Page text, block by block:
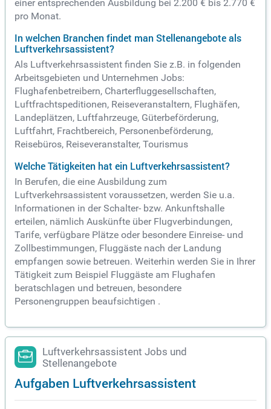
einer entsprechenden Ausbildung bei 2.200 € bis 2.770 €
pro Monat.
In welchen Branchen findet man Stellenangebote als
Luftverkehrsassistent?
Als Luftverkehrsassistent finden Sie z.B. in folgenden
Arbeitsgebieten und Unternehmen Jobs:
Flughafenbetreibern, Charterfluggesellschaften,
Luftfrachtspeditionen, Reiseveranstaltern, Flughäfen,
Landeplätzen, Luftfahrzeuge, Güterbeförderung,
Luftfahrt, Frachtbereich, Personenbeförderung,
Reisebüros, Reiseveranstalter, Tourismus
Welche Tätigkeiten hat ein Luftverkehrsassistent?
In Berufen, die eine Ausbildung zum
Luftverkehrsassistent voraussetzen, werden Sie u.a.
Informationen in der Schalter- bzw. Ankunftshalle
erteilen, nämlich Auskünfte über Flugverbindungen,
Tarife, verfügbare Plätze oder besondere Einreise- und
Zollbestimmungen, Fluggäste nach der Landung
empfangen sowie betreuen. Weiterhin werden Sie in Ihrer
Tätigkeit zum Beispiel Fluggäste am Flughafen
beratschlagen und betreuen, besondere
Personengruppen beaufsichtigen .
Luftverkehrsassistent Jobs und
Stellenangebote
Aufgaben Luftverkehrsassistent